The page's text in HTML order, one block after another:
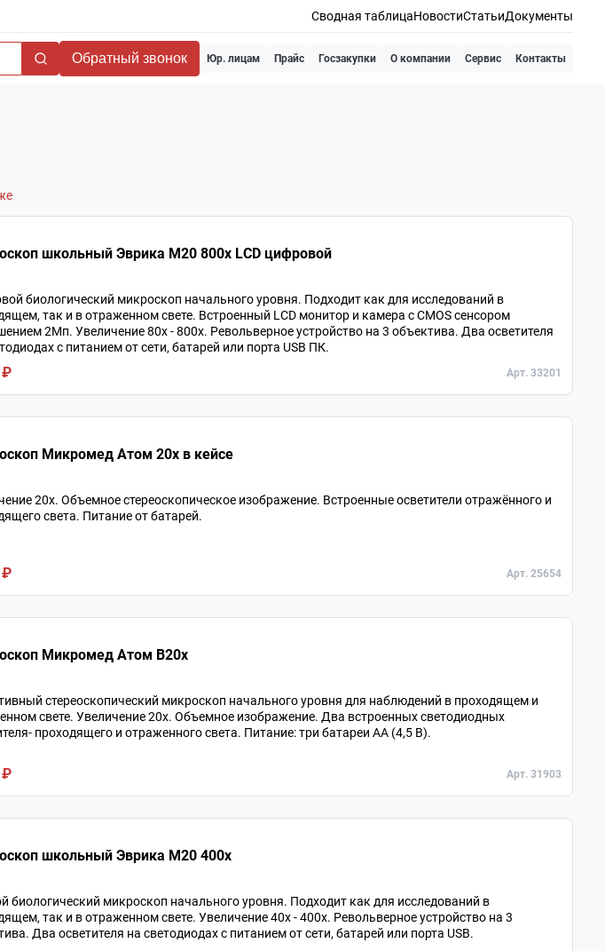
Сводная таблицаНовостиСтатьиДокументы
Обратный звонок Юр. лицам Прайс Госзакупки О компании Сервис Контакты
школьный Эврика M20 800х LCD цифровой
биологический микроскоп начального уровня. Подходит как для исследований в
так и в отраженном свете. Встроенный LCD монитор и камера с CMOS сенсором
2Мп. Увеличение 80х - 800х. Револьверное устройство на 3 объектива. Два осветителя
с питанием от сети, батарей или порта USB ПК.
₽ Арт. 33201
Микромед Атом 20x в кейсе
20х. Объемное стереоскопическое изображение. Встроенные осветители отражённого и
света. Питание от батарей.
₽ Арт. 25654
Микромед Атом B20x
стереоскопический микроскоп начального уровня для наблюдений в проходящем и
свете. Увеличение 20х. Объемное изображение. Два встроенных светодиодных
проходящего и отраженного света. Питание: три батареи АА (4,5 В).
₽ Арт. 31903
школьный Эврика M20 400х
биологический микроскоп начального уровня. Подходит как для исследований в
так и в отраженном свете. Увеличение 40х - 400х. Револьверное устройство на 3
Два осветителя на светодиодах с питанием от сети, батарей или порта USB.